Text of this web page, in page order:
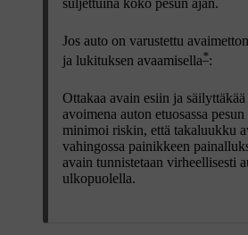
Jos auto on varustettu
ja lukituksen avaamisella*:
Ottakaa avain esiin ja
avoimena auton etuosassa
minimoi riskin, että takaluukku
vahingossa painikkeen
avain tunnistetaan virheellisesti
ulkopuolella.